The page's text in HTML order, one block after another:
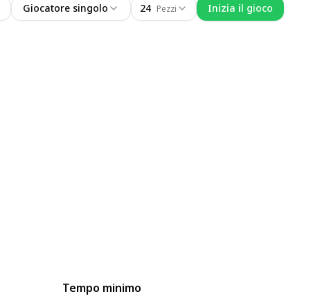
Giocatore singolo 24 Pezzi
Inizia il gioco
Tempo minimo